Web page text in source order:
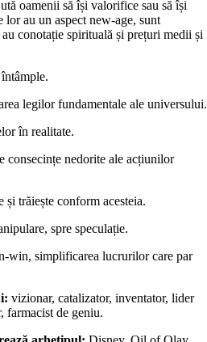
oamenii să își valorifice sau să își
lor au un aspect new-age, sunt
conotație spirituală și prețuri medii și
legilor fundamentale ale universului.
în realitate.
consecințe nedorite ale acțiunilor
trăiește conform acesteia.
spre speculație.
win, simplificarea lucrurilor care par
vizionar, catalizator, inventator, lider
farmacist de geniu.